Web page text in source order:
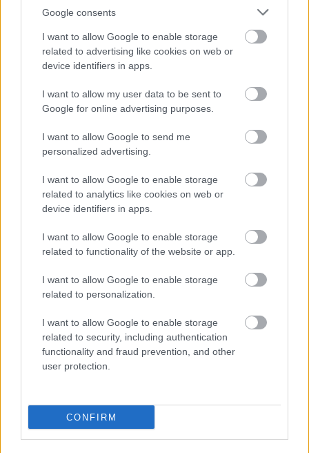
Google consents
I want to allow Google to enable storage
related to advertising like cookies on web or
device identifiers in apps.
I want to allow my user data to be sent to
Google for online advertising purposes.
I want to allow Google to send me
personalized advertising.
I want to allow Google to enable storage
related to analytics like cookies on web or
device identifiers in apps.
I want to allow Google to enable storage
related to functionality of the website or app.
I want to allow Google to enable storage
related to personalization.
I want to allow Google to enable storage
related to security, including authentication
functionality and fraud prevention, and other
user protection.
CONFIRM
2023. március 9.20:00
Ritkaságra leltek a Líceum
Sopron | A soproni Líceum műemlékkönyvtárának
érdekes és értékes ritkaságai között rátaláltak a
szakemberek a rendezés során Johann Sperlingnek, a
wittenbergi egyetem fizikusának, egyetemi rektorának
egy úttörő tudománytörténeti írására a 17. századból.
Rajzolva teremt hősöket a licista diák